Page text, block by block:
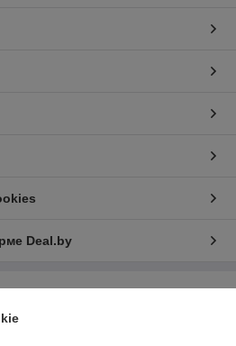
Deal.by
с ограниченной ответственностью